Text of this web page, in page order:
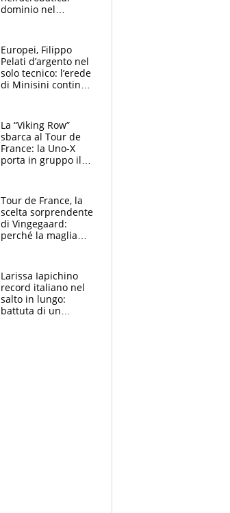
dominio nel
e compagni
continuare
Europei, Filippo
Pelati d’argento nel
solo tecnico: l’erede
di Minisini continua
mirino
La “Viking Row”
sbarca al Tour de
France: la Uno-X
porta in gruppo il
compagni
Tour de France, la
scelta sorprendente
di Vingegaard:
perché la maglia
rischio da evitare
Larissa Iapichino
record italiano nel
salto in lungo:
battuta di un